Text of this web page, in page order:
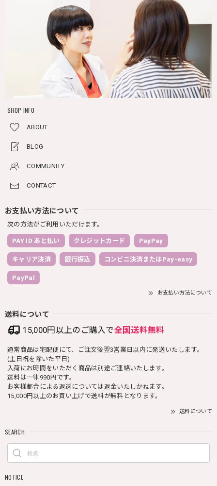
SHOP INFO
ABOUT
BLOG
COMMUNITY
CONTACT
お支払い方法について
次の方法がご利用いただけます。
PAY ID あと払い クレジットカード PayPay
キャリア決済 銀行振込 コンビニ決済またはPay-easy
PayPal
お支払い方法について
送料について
15,000円以上のご購入で全国送料無料
通常商品は宅配便にて、ご注文後翌3営業日以内に発送いたします。
(土日祝を除いた平日)
入荷にお時間をいただく商品は別途ご連絡いたします。
送料は一律990円です。
お客様都合による返送については返金いたしかねます。
15,000円以上のお買い上げで送料が無料となります。
送料について
SEARCH
NOTICE